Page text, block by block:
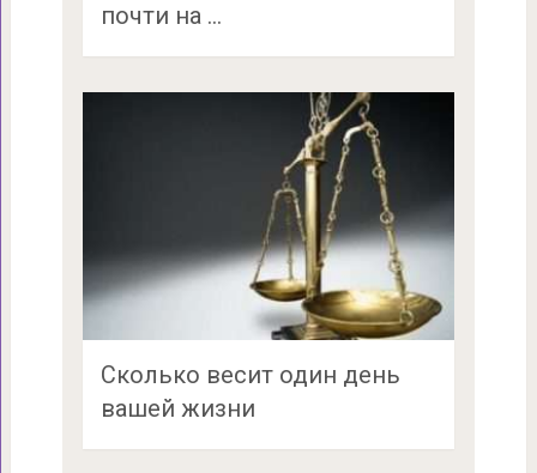
почти на …
Сколько весит один день
вашей жизни